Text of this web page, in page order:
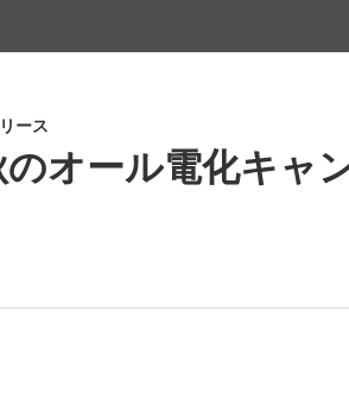
ース
のオール電化キャ